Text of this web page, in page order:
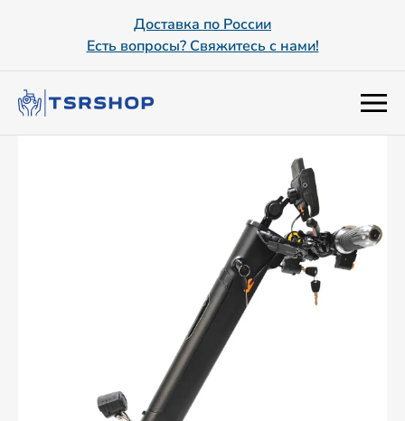
Доставка по России
Есть вопросы? Свяжитесь с нами!